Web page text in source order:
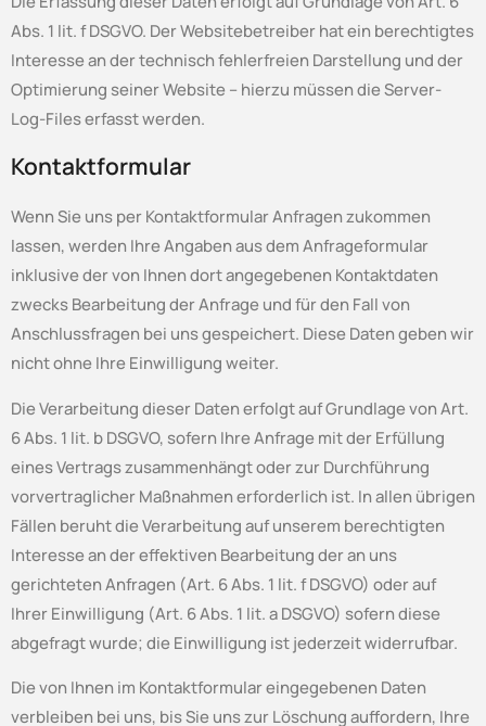
Abs. 1 lit. f DSGVO. Der Websitebetreiber hat ein berechtigtes
Interesse an der technisch fehlerfreien Darstellung und der
Optimierung seiner Website – hierzu müssen die Server-
Log-Files erfasst werden.
Kontaktformular
Wenn Sie uns per Kontaktformular Anfragen zukommen
lassen, werden Ihre Angaben aus dem Anfrageformular
inklusive der von Ihnen dort angegebenen Kontaktdaten
zwecks Bearbeitung der Anfrage und für den Fall von
Anschlussfragen bei uns gespeichert. Diese Daten geben wir
nicht ohne Ihre Einwilligung weiter.
Die Verarbeitung dieser Daten erfolgt auf Grundlage von Art.
6 Abs. 1 lit. b DSGVO, sofern Ihre Anfrage mit der Erfüllung
eines Vertrags zusammenhängt oder zur Durchführung
vorvertraglicher Maßnahmen erforderlich ist. In allen übrigen
Fällen beruht die Verarbeitung auf unserem berechtigten
Interesse an der effektiven Bearbeitung der an uns
gerichteten Anfragen (Art. 6 Abs. 1 lit. f DSGVO) oder auf
Ihrer Einwilligung (Art. 6 Abs. 1 lit. a DSGVO) sofern diese
abgefragt wurde; die Einwilligung ist jederzeit widerrufbar.
Die von Ihnen im Kontaktformular eingegebenen Daten
verbleiben bei uns, bis Sie uns zur Löschung auffordern, Ihre